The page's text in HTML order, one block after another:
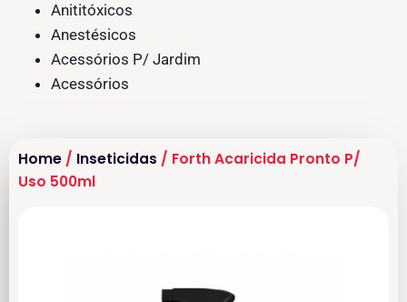
Anititóxicos
Anestésicos
Acessórios P/ Jardim
Acessórios
Home / Inseticidas / Forth Acaricida Pronto P/
Uso 500ml